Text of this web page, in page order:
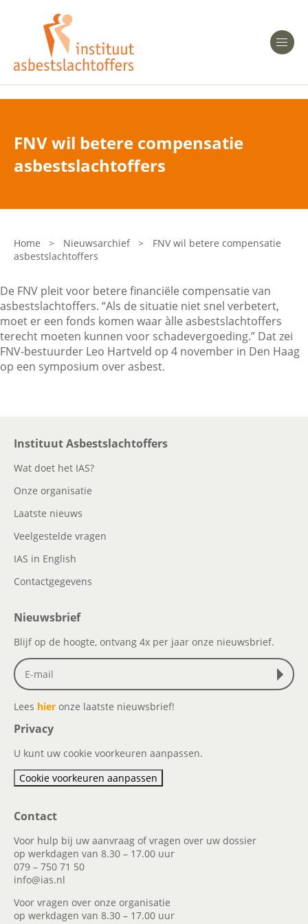
Heeft u Mesothelioom?
Heeft u Asbestose?
Bent u arts?
Asbest en Gezondheid
Laatste nieuws
Onze organisatie
Veelgestelde vragen
Contactgegevens
FNV wil betere compensatie
asbestslachtoffers
Home > Nieuwsarchief >
FNV wil betere compensatie
asbestslachtoffers
De FNV pleit voor betere financiële compensatie van
asbestslachtoffers. “Als de situatie niet snel verbetert,
moet er een fonds komen waar àlle asbestslachtoffers
terecht moeten kunnen voor schadevergoeding.” Dat zei
FNV-bestuurder Leo Hartveld op 4 november in Den Haag
op een symposium over asbest.
Instituut Asbestslachtoffers
Wat doet het IAS?
Onze organisatie
Laatste nieuws
Veelgestelde vragen
IAS in English
Contactgegevens
Nieuwsbrief
Blijf op de hoogte, ontvang 4x per jaar onze nieuwsbrief.
Lees hier onze laatste nieuwsbrief!
Privacy
U kunt uw cookie voorkeuren aanpassen.
Cookie voorkeuren aanpassen
Contact
Voor hulp bij uw aanvraag of vragen over uw dossier
op werkdagen van 8.30 – 17.00 uur
079 – 750 71 50
info@ias.nl
Voor vragen over onze organisatie
op werkdagen van 8.30 – 17.00 uur